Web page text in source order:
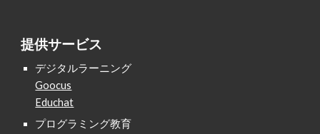
提供サービス
デジタルラーニング
Goocus
Educhat
プログラミング教育